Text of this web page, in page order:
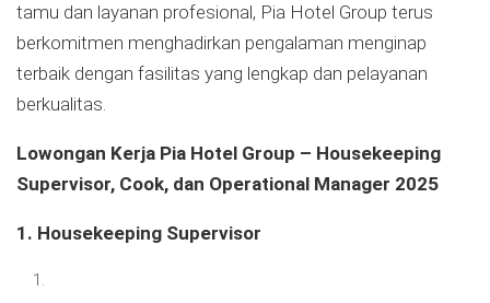
tamu dan layanan profesional, Pia Hotel Group terus
berkomitmen menghadirkan pengalaman menginap
terbaik dengan fasilitas yang lengkap dan pelayanan
berkualitas.
Lowongan Kerja Pia Hotel Group – Housekeeping
Supervisor, Cook, dan Operational Manager 2025
1. Housekeeping Supervisor